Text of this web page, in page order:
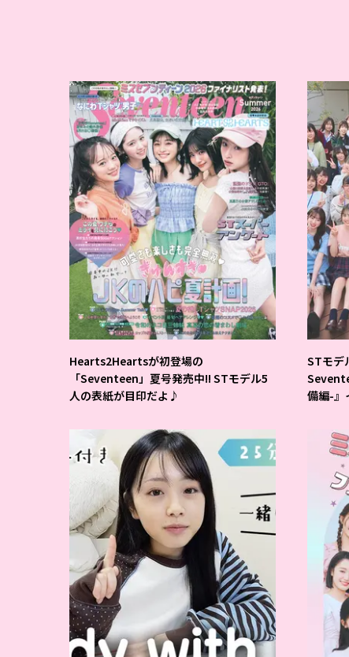
Hearts2Heartsが初登場の
「Seventeen」夏号発売中!! STモデル5
人の表紙が目印だよ♪
STモデ
備編-』